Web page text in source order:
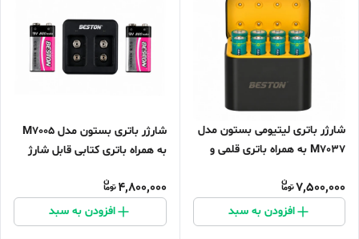
شارژر باتری لیتیومی بستون مدل
M7037 به همراه باتری قلمی و
7,500,000
افزودن به سبد
شارژر باتری بستون مدل M7005
به همراه باتری کتابی قابل شارژ
4,800,000
افزودن به سبد